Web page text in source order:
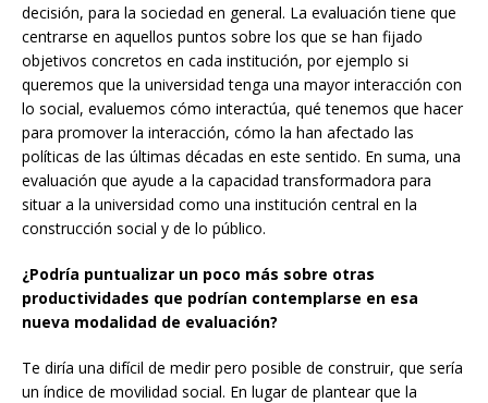
decisión, para la sociedad en general. La evaluación tiene que
centrarse en aquellos puntos sobre los que se han fijado
objetivos concretos en cada institución, por ejemplo si
queremos que la universidad tenga una mayor interacción con
lo social, evaluemos cómo interactúa, qué tenemos que hacer
para promover la interacción, cómo la han afectado las
políticas de las últimas décadas en este sentido. En suma, una
evaluación que ayude a la capacidad transformadora para
situar a la universidad como una institución central en la
construcción social y de lo público.
¿Podría puntualizar un poco más sobre otras
productividades que podrían contemplarse en esa
nueva modalidad de evaluación?
Te diría una difícil de medir pero posible de construir, que sería
un índice de movilidad social. En lugar de plantear que la